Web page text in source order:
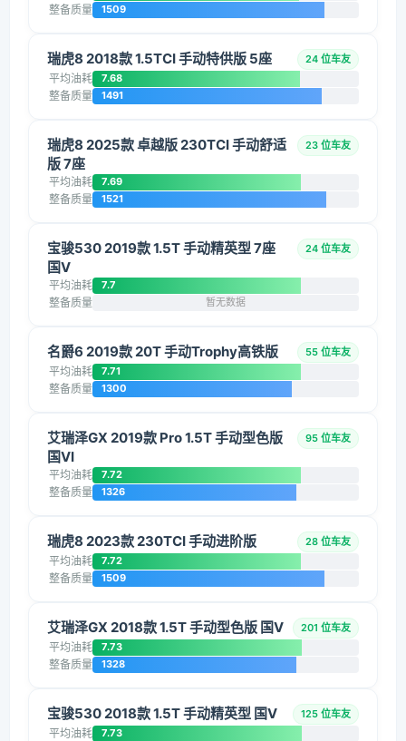
整备质量 1509
瑞虎8 2018款 1.5TCI 手动特供版 5座 24 位车友
平均油耗 7.68
整备质量 1491
瑞虎8 2025款 卓越版 230TCI 手动舒适
版 7座
23 位车友
平均油耗 7.69
整备质量 1521
宝骏530 2019款 1.5T 手动精英型 7座
国V
24 位车友
平均油耗 7.7
整备质量 暂无数据
名爵6 2019款 20T 手动Trophy高铁版 55 位车友
平均油耗 7.71
整备质量 1300
艾瑞泽GX 2019款 Pro 1.5T 手动型色版
国VI
95 位车友
平均油耗 7.72
整备质量 1326
瑞虎8 2023款 230TCI 手动进阶版 28 位车友
平均油耗 7.72
整备质量 1509
艾瑞泽GX 2018款 1.5T 手动型色版 国V 201 位车友
平均油耗 7.73
整备质量 1328
宝骏530 2018款 1.5T 手动精英型 国V 125 位车友
平均油耗 7.73